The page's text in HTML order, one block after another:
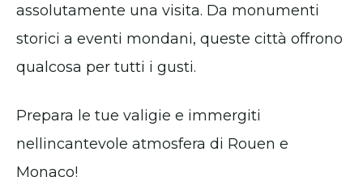
assolutamente una visita. Da monumenti
storici a eventi mondani, queste città offrono
qualcosa per tutti i gusti.
Prepara le tue valigie e immergiti
nellincantevole atmosfera di Rouen e
Monaco!